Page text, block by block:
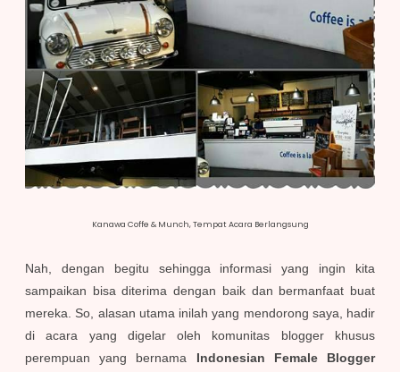
Kanawa Coffe & Munch, Tempat Acara Berlangsung
Nah, dengan begitu sehingga informasi yang ingin kita
sampaikan bisa diterima dengan baik dan bermanfaat buat
mereka. So, alasan utama inilah yang mendorong saya, hadir
di acara yang digelar oleh komunitas blogger khusus
perempuan yang bernama Indonesian Female Blogger